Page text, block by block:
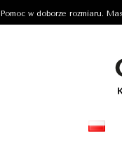
Pomoc w doborze rozmiaru.